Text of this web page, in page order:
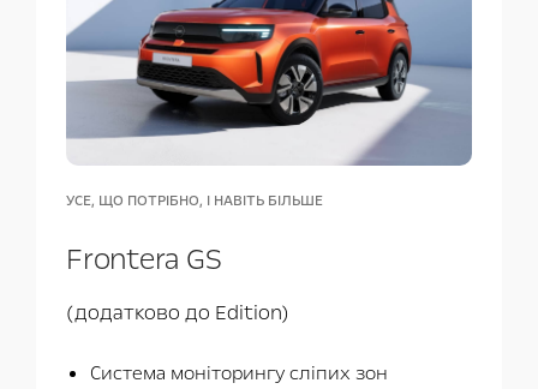
УСЕ, ЩО ПОТРІБНО, І НАВІТЬ БІЛЬШЕ
Frontera GS
(додатково до Edition)
Система моніторингу сліпих зон